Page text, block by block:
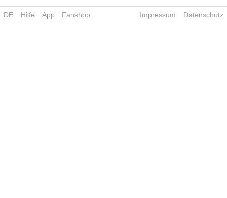
DE Hilfe App Fanshop Impressum Datenschutz